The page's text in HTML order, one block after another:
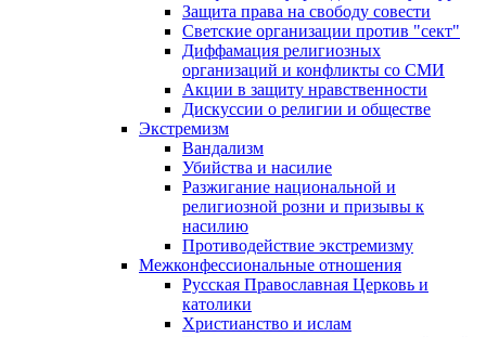
Защита права на свободу совести
Светские организации против "сект"
Диффамация религиозных
организаций и конфликты со СМИ
Акции в защиту нравственности
Дискуссии о религии и обществе
Экстремизм
Вандализм
Убийства и насилие
Разжигание национальной и
религиозной розни и призывы к
насилию
Противодействие экстремизму
Межконфессиональные отношения
Русская Православная Церковь и
католики
Христианство и ислам